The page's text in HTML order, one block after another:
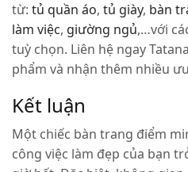
từ:tủ quần áo, tủ giày, bàn
làm việc, giường ngủ,…với
tuỳ chọn. Liên hệ ngay
phẩm và nhận thêm nhiều
Kết luận
Một chiếc bàn trang điểm
công việc làm đẹp của bạn